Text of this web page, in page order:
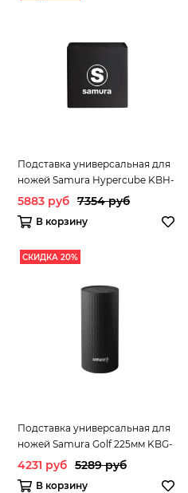
Подставка универсальная для
ножей Samura Hypercube KBH-
101/Y
5883 руб 7354 руб
В корзину
СКИДКА 20%
Подставка универсальная для
ножей Samura Golf 225мм KBG-
101/Y
4231 руб 5289 руб
В корзину